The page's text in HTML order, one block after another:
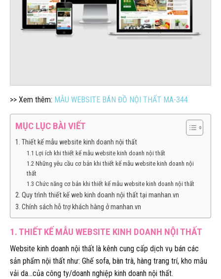
>> Xem thêm: MẪU WEBSITE BÁN ĐỒ NỘI THẤT MA-344
MỤC LỤC BÀI VIẾT
1. Thiết kế mẫu website kinh doanh nội thất
1.1 Lợi ích khi thiết kế mẫu website kinh doanh nội thất
1.2 Những yêu cầu cơ bản khi thiết kế mẫu website kinh doanh nội
thất
1.3 Chức năng cơ bản khi thiết kế mẫu website kinh doanh nội thất
2. Quy trình thiết kế web kinh doanh nội thất tại manhan.vn
3. Chính sách hỗ trợ khách hàng ở manhan.vn
1. THIẾT KẾ MẪU WEBSITE KINH DOANH NỘI THẤT
Website kinh doanh nội thất là kênh cung cấp dịch vụ bán các
sản phẩm nội thất như: Ghế sofa, bàn trà, hàng trang trí, kho mẫu
vải da…của công ty/doanh nghiệp kinh doanh nội thất.